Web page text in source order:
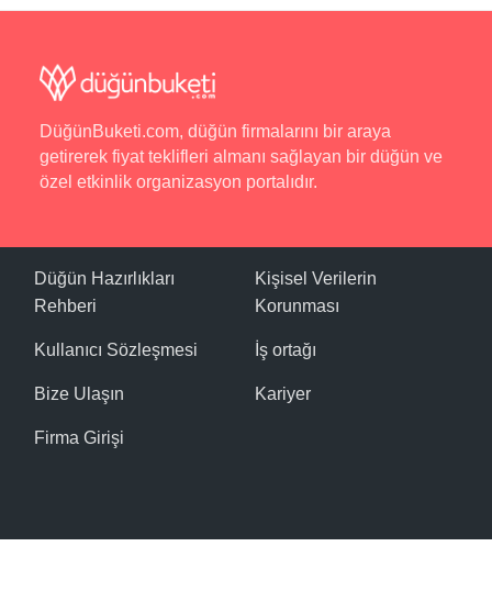
DüğünBuketi.com, düğün firmalarını bir araya
getirerek fiyat teklifleri almanı sağlayan bir düğün ve
özel etkinlik organizasyon portalıdır.
Düğün Hazırlıkları
Rehberi
Kullanıcı Sözleşmesi
Bize Ulaşın
Firma Girişi
Kişisel Verilerin
Korunması
İş ortağı
Kariyer